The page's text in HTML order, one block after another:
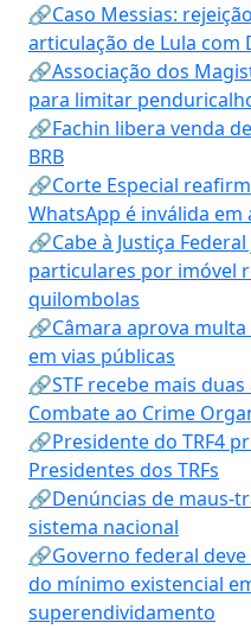
🔗Caso Messias:
articulação de Lula com
🔗Associação dos
para limitar
🔗Fachin libera venda
BRB
🔗Corte Especial
WhatsApp é inválida em
🔗Cabe à Justiça
particulares por imóvel
quilombolas
🔗Câmara aprova
em vias públicas
🔗STF recebe mais
Combate ao Crime
🔗Presidente do TRF4
Presidentes dos TRFs
🔗Denúncias de maus-
sistema nacional
🔗Governo federal
do mínimo existencial
superendividamento